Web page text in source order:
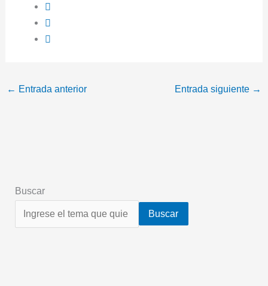
← Entrada anterior Entrada siguiente →
Buscar
Buscar